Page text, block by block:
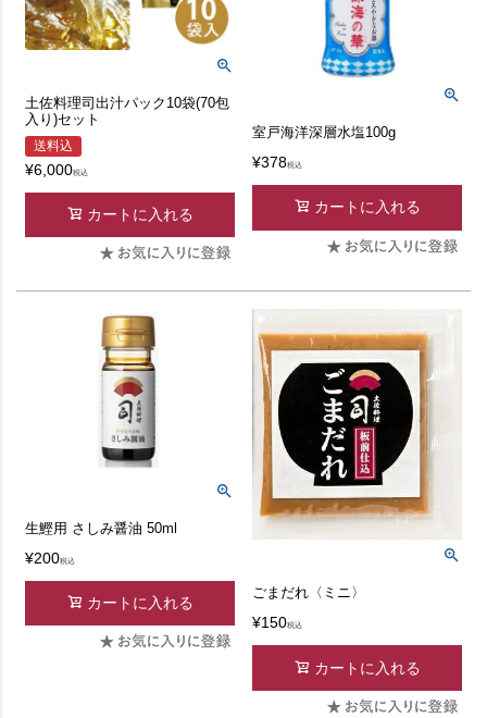
土佐料理司出汁パック10袋(70包
入り)セット
送料込
¥6,000税込
カートに入れる
室戸海洋深層水塩100g
¥378税込
カートに入れる
生鰹用 さしみ醤油 50ml
¥200税込
カートに入れる
ごまだれ〈ミニ〉
¥150税込
カートに入れる